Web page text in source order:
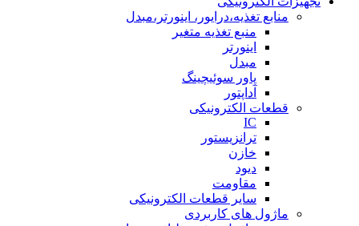
منابع تغذیه،درایور، اینورتر،مبدل
منبع تغذیه متغیر
اینورتر
مبدل
پاور سوئیچینگ
آداپتور
قطعات الکترونیکی
IC
ترانزیستور
خازن
دیود
مقاومت
سایر قطعات الکترونیکی
ماژول های کاربردی